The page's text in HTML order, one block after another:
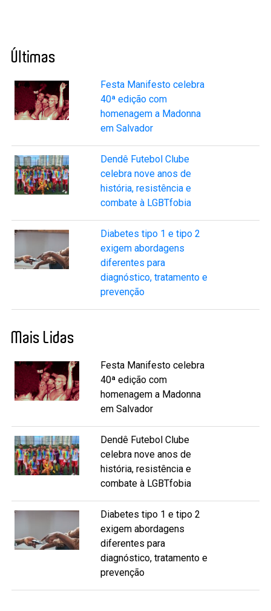
Últimas
Festa Manifesto celebra
40ª edição com
homenagem a Madonna
em Salvador
Dendê Futebol Clube
celebra nove anos de
história, resistência e
combate à LGBTfobia
Diabetes tipo 1 e tipo 2
exigem abordagens
diferentes para
diagnóstico, tratamento e
prevenção
Mais Lidas
Festa Manifesto celebra
40ª edição com
homenagem a Madonna
em Salvador
Dendê Futebol Clube
celebra nove anos de
história, resistência e
combate à LGBTfobia
Diabetes tipo 1 e tipo 2
exigem abordagens
diferentes para
diagnóstico, tratamento e
prevenção